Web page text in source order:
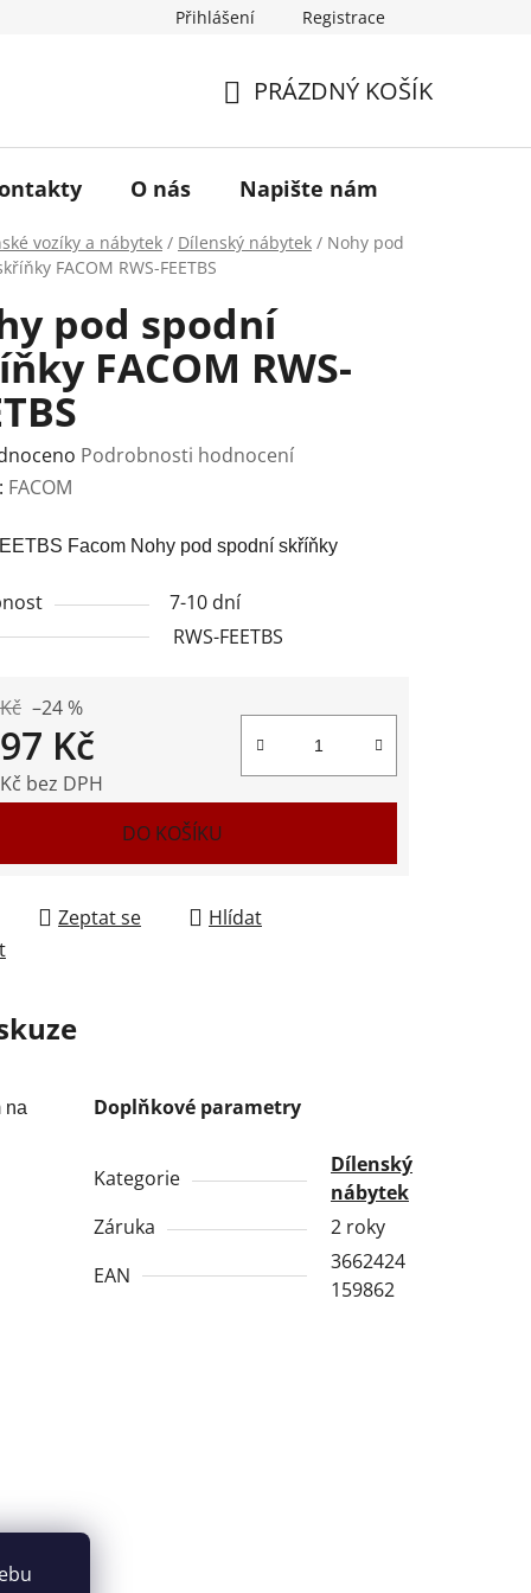
Historie značky TONA
Přihlášení Registrace
KOŠÍK
PRÁZDNÝ KOŠÍK
O nás Napište nám
vozíky a nábytek / Dílenský nábytek / Nohy pod
FACOM RWS-FEETBS
pod spodní
FACOM RWS-
Podrobnosti hodnocení
FACOM
Facom Nohy pod spodní skříňky
7-10 dní
RWS-FEETBS
–24 %
Kč
bez DPH
DO KOŠÍKU
Zeptat se
Hlídat
na Doplňkové parametry
Kategorie
Dílenský
nábytek
Záruka
2 roky
EAN
3662424
159862